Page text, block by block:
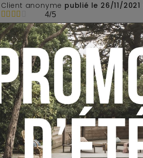
Client anonyme publié le 26/11/2021
4/5
en cours d'utilisation.
Cet avis vous a-t-il été utile ?
Oui
Client anonymepublié le 17/12/2020
5/5
Attention aux doigts, ça colle.
Cet avis vous a-t-il été utile ?
Oui